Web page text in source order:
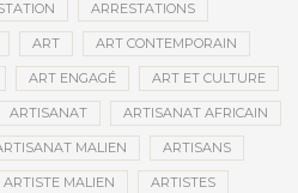
ARRESTATIONS
ART ART CONTEMPORAIN
ART ENGAGÉ ART ET CULTURE
ARTISANAT ARTISANAT AFRICAIN
MALIEN ARTISANS
ARTISTE MALIEN ARTISTES